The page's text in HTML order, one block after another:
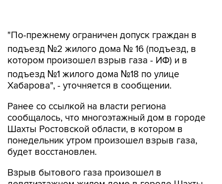
котором произошел взрыв газа - ИФ) и в
подъезд №1 жилого дома №18 по улице
Хабарова", - уточняется в сообщении.
Ранее со ссылкой на власти региона
Шахты Ростовской области, в котором в
понедельник утром произошел взрыв газа,
будет восстановлен.
Взрыв бытового газа произошел в
Ростовской области утром 14 января. На